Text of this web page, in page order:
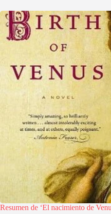
Resumen de ‘El nacimiento de